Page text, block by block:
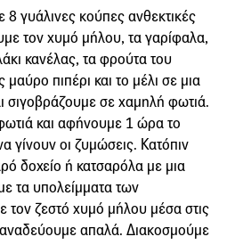
8 γυάλινες κούπες ανθεκτικές
τον χυμό μήλου, τα γαρίφαλα,
κανέλας, τα φρούτα του
πιπέρι και το μέλι σε μια
σιγοβράζουμε σε χαμηλή φωτιά.
και αφήνουμε 1 ώρα το
γίνουν οι ζυμώσεις. Κατόπιν
δοχείο ή κατσαρόλα με μια
τα υπολείμματα των
τον ζεστό χυμό μήλου μέσα στις
αναδεύουμε απαλά. Διακοσμούμε